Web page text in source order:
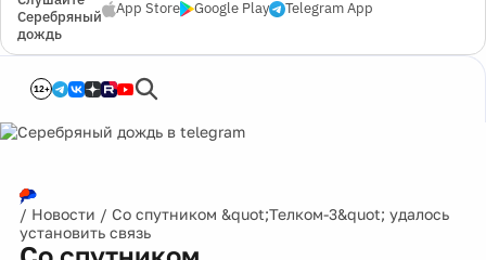
Серебряный
дождь
App Store Google Play Telegram App
12+
/ Новости / Со спутником &quot;Телком-3&quot; удалось
установить связь